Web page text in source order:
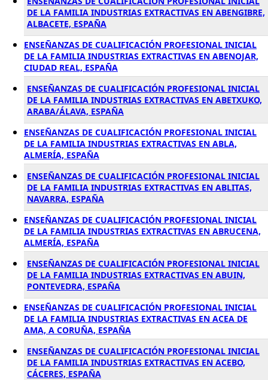
DE LA FAMILIA INDUSTRIAS EXTRACTIVAS EN ABENGIBRE,
ALBACETE, ESPAÑA
ENSEÑANZAS DE CUALIFICACIÓN PROFESIONAL INICIAL
DE LA FAMILIA INDUSTRIAS EXTRACTIVAS EN ABENOJAR,
CIUDAD REAL, ESPAÑA
ENSEÑANZAS DE CUALIFICACIÓN PROFESIONAL INICIAL
DE LA FAMILIA INDUSTRIAS EXTRACTIVAS EN ABETXUKO,
ARABA/ÁLAVA, ESPAÑA
ENSEÑANZAS DE CUALIFICACIÓN PROFESIONAL INICIAL
DE LA FAMILIA INDUSTRIAS EXTRACTIVAS EN ABLA,
ALMERÍA, ESPAÑA
ENSEÑANZAS DE CUALIFICACIÓN PROFESIONAL INICIAL
DE LA FAMILIA INDUSTRIAS EXTRACTIVAS EN ABLITAS,
NAVARRA, ESPAÑA
ENSEÑANZAS DE CUALIFICACIÓN PROFESIONAL INICIAL
DE LA FAMILIA INDUSTRIAS EXTRACTIVAS EN ABRUCENA,
ALMERÍA, ESPAÑA
ENSEÑANZAS DE CUALIFICACIÓN PROFESIONAL INICIAL
DE LA FAMILIA INDUSTRIAS EXTRACTIVAS EN ABUIN,
PONTEVEDRA, ESPAÑA
ENSEÑANZAS DE CUALIFICACIÓN PROFESIONAL INICIAL
DE LA FAMILIA INDUSTRIAS EXTRACTIVAS EN ACEA DE
AMA, A CORUÑA, ESPAÑA
ENSEÑANZAS DE CUALIFICACIÓN PROFESIONAL INICIAL
DE LA FAMILIA INDUSTRIAS EXTRACTIVAS EN ACEBO,
CÁCERES, ESPAÑA